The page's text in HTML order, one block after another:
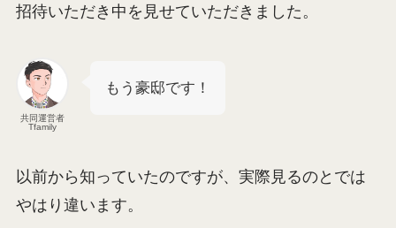
招待いただき中を見せていただきました。
共同運営者
Tfamily
もう豪邸です！
以前から知っていたのですが、実際見るのとでは
やはり違います。